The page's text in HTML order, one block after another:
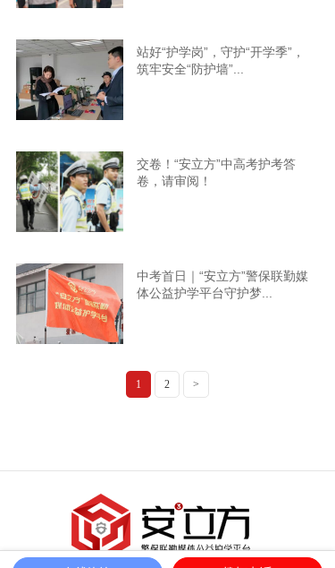
站好“护学岗”，守护“开学季”，
筑牢安全“防护墙”...
交卷！“安立方”中高考护考答
卷，请审阅！
中考首日｜“安立方”警保联勤媒
体公益护学平台守护梦...
1 2 >